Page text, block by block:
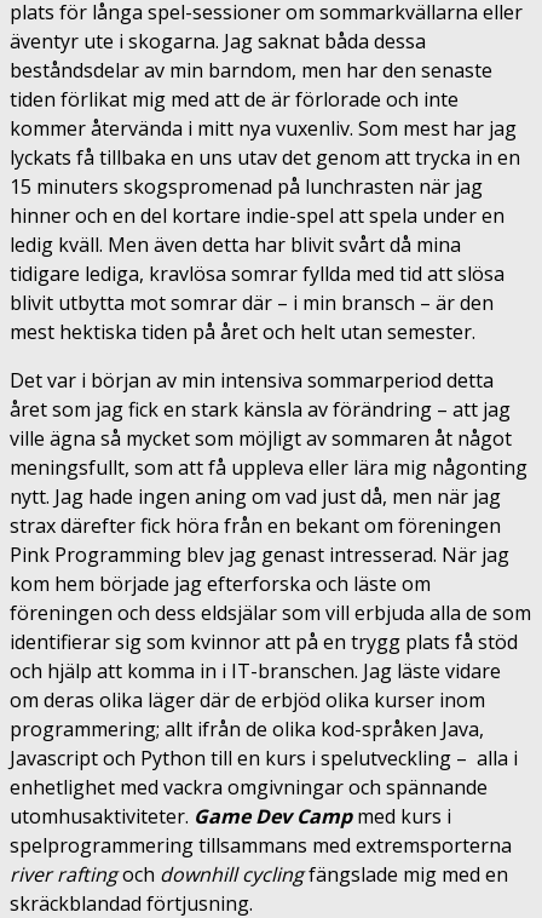
plats för långa spel-sessioner om sommarkvällarna eller
äventyr ute i skogarna. Jag saknat båda dessa
beståndsdelar av min barndom, men har den senaste
tiden förlikat mig med att de är förlorade och inte
kommer återvända i mitt nya vuxenliv. Som mest har jag
lyckats få tillbaka en uns utav det genom att trycka in en
15 minuters skogspromenad på lunchrasten när jag
hinner och en del kortare indie-spel att spela under en
ledig kväll. Men även detta har blivit svårt då mina
tidigare lediga, kravlösa somrar fyllda med tid att slösa
blivit utbytta mot somrar där – i min bransch – är den
mest hektiska tiden på året och helt utan semester.
Det var i början av min intensiva sommarperiod detta
året som jag fick en stark känsla av förändring – att jag
ville ägna så mycket som möjligt av sommaren åt något
meningsfullt, som att få uppleva eller lära mig någonting
nytt. Jag hade ingen aning om vad just då, men när jag
strax därefter fick höra från en bekant om föreningen
Pink Programming blev jag genast intresserad. När jag
kom hem började jag efterforska och läste om
föreningen och dess eldsjälar som vill erbjuda alla de som
identifierar sig som kvinnor att på en trygg plats få stöd
och hjälp att komma in i IT-branschen. Jag läste vidare
om deras olika läger där de erbjöd olika kurser inom
programmering; allt ifrån de olika kod-språken Java,
Javascript och Python till en kurs i spelutveckling – alla i
enhetlighet med vackra omgivningar och spännande
utomhusaktiviteter. Game Dev Campmed kurs i
spelprogrammering tillsammans med extremsporterna
river raftingoch downhill cyclingfängslade mig med en
skräckblandad förtjusning.